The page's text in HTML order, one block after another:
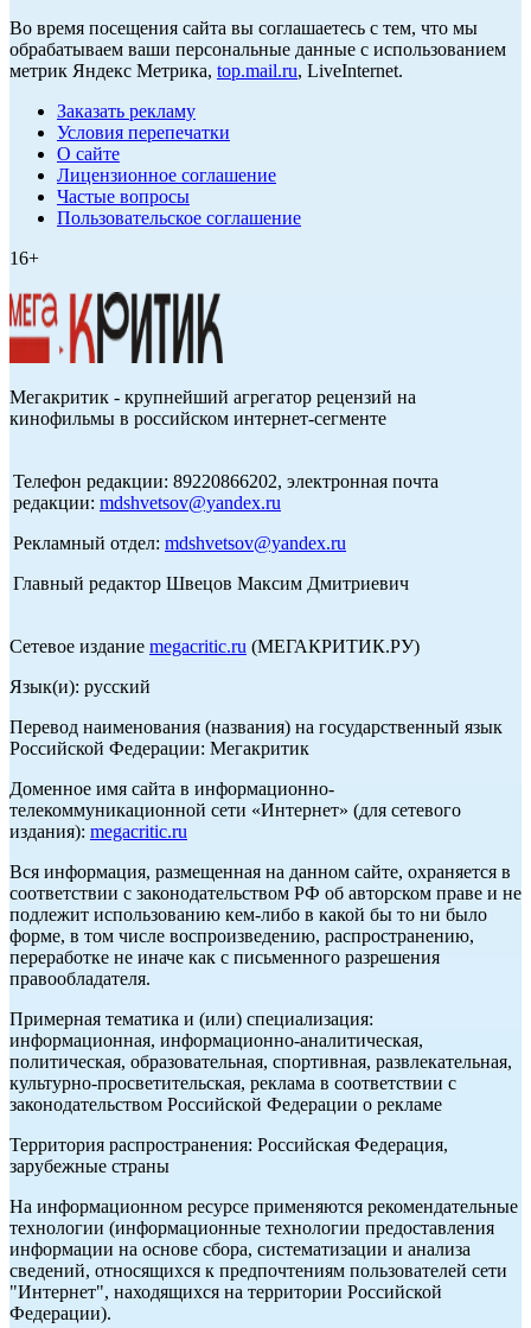
Во время посещения сайта вы соглашаетесь с тем, что мы
обрабатываем ваши персональные данные с использованием
метрик Яндекс Метрика, top.mail.ru, LiveInternet.
Заказать рекламу
Условия перепечатки
О сайте
Лицензионное соглашение
Частые вопросы
Пользовательское соглашение
16+
Мегакритик - крупнейший агрегатор рецензий на
кинофильмы в российском интернет-сегменте
Телефон редакции: 89220866202, электронная почта
редакции: mdshvetsov@yandex.ru
Рекламный отдел: mdshvetsov@yandex.ru
Главный редактор Швецов Максим Дмитриевич
Сетевое издание megacritic.ru (МЕГАКРИТИК.РУ)
Язык(и): русский
Перевод наименования (названия) на государственный язык
Российской Федерации: Мегакритик
Доменное имя сайта в информационно-
телекоммуникационной сети «Интернет» (для сетевого
издания): megacritic.ru
Вся информация, размещенная на данном сайте, охраняется в
соответствии с законодательством РФ об авторском праве и не
подлежит использованию кем-либо в какой бы то ни было
форме, в том числе воспроизведению, распространению,
переработке не иначе как с письменного разрешения
правообладателя.
Примерная тематика и (или) специализация:
информационная, информационно-аналитическая,
политическая, образовательная, спортивная, развлекательная,
культурно-просветительская, реклама в соответствии с
законодательством Российской Федерации о рекламе
Территория распространения: Российская Федерация,
зарубежные страны
На информационном ресурсе применяются рекомендательные
технологии (информационные технологии предоставления
информации на основе сбора, систематизации и анализа
сведений, относящихся к предпочтениям пользователей сети
"Интернет", находящихся на территории Российской
Федерации).